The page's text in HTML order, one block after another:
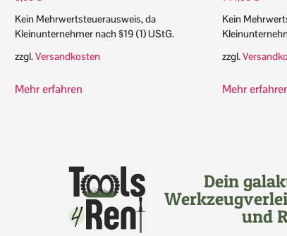
Kein Mehrwertsteuerausweis, da
Kleinunternehmer nach §19 (1) UStG.
zzgl.Versandkosten
Mehr erfahren
Kein
zzgl.
Mehr
Dein
und